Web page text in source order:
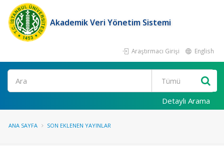
Akademik Veri Yönetim Sistemi
Araştırmacı Girişi English
Ara
Detaylı Arama
ANA SAYFA SON EKLENEN YAYINLAR